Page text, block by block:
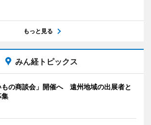
もっと見る
みん経トピックス
もの商談会」開催へ 遠州地域の出展者と
集